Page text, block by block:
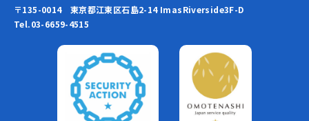
〒135-0014 東京都江東区石島2-14 ImasRiverside3F-D
Tel.03-6659-4515